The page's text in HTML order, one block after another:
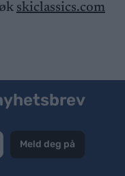
skiclassics.com
Meld deg på